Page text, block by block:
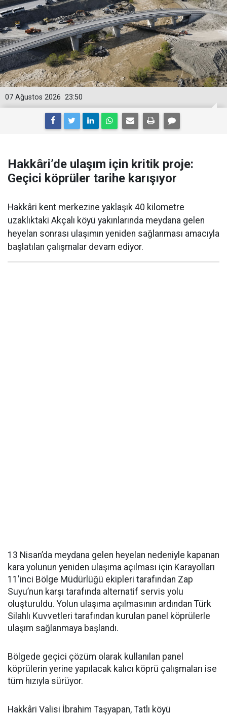
23:50
07 Ağustos 2026
Hakkâri’de ulaşım için kritik proje:
Geçici köprüler tarihe karışıyor
Hakkâri kent merkezine yaklaşık 40 kilometre
uzaklıktaki Akçalı köyü yakınlarında meydana gelen
heyelan sonrası ulaşımın yeniden sağlanması amacıyla
başlatılan çalışmalar devam ediyor.
13 Nisan’da meydana gelen heyelan nedeniyle kapanan
kara yolunun yeniden ulaşıma açılması için Karayolları
11'inci Bölge Müdürlüğü ekipleri tarafından Zap
Suyu’nun karşı tarafında alternatif servis yolu
oluşturuldu. Yolun ulaşıma açılmasının ardından Türk
Silahlı Kuvvetleri tarafından kurulan panel köprülerle
ulaşım sağlanmaya başlandı.
Bölgede geçici çözüm olarak kullanılan panel
köprülerin yerine yapılacak kalıcı köprü çalışmaları ise
tüm hızıyla sürüyor.
Hakkâri Valisi İbrahim Taşyapan, Tatlı köyü